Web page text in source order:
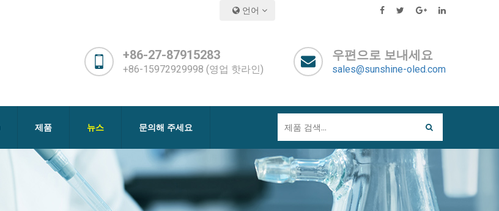
언어
+86-27-87915283
+86-15972929998 (영업 핫라인)
우편으로 보내세요
sales@sunshine-oled.com
제품 뉴스 문의해 주세요